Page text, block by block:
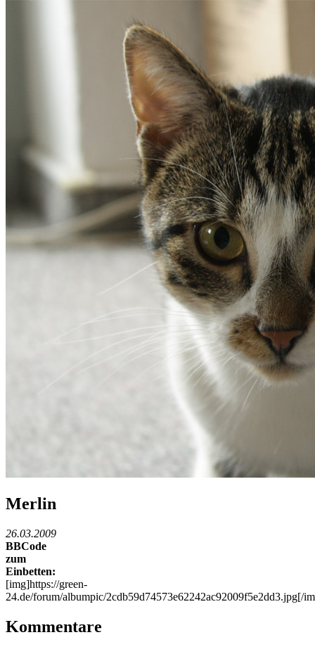
Merlin
26.03.2009
BBCode
zum
Einbetten:
[img]https://green-
24.de/forum/albumpic/2cdb59d74573e62242ac92009f5e2dd3.jpg[/
Kommentare